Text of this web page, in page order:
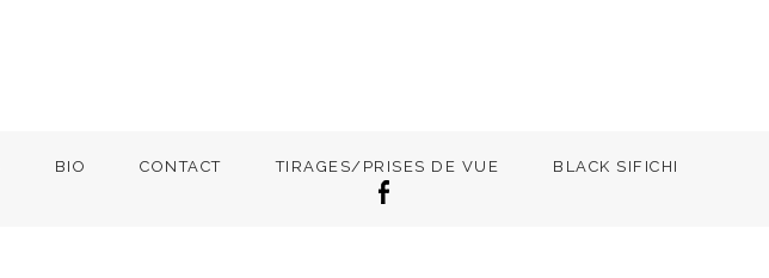
BIO CONTACT TIRAGES/PRISES DE VUE BLACK SIFICHI